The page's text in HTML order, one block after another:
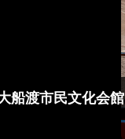
船渡市民文化会館